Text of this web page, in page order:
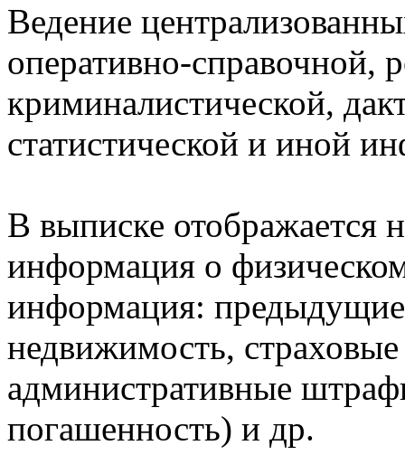
Ведение
оперативно-справочной,
криминалистической,
статистической и иной
В выписке отображается
информация о
информация:
недвижимость,
административные
погашенность) и др.